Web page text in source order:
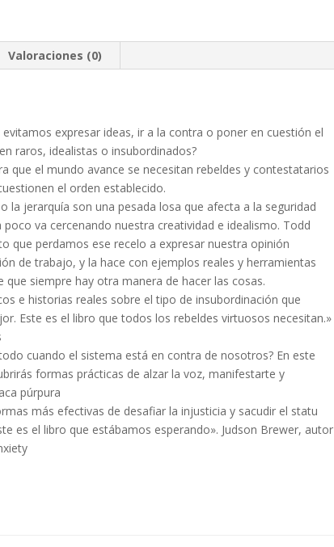
Valoraciones (0)
expresar ideas, ir a la contra o poner en cuestión el
raros, idealistas o insubordinados?
que el mundo avance se necesitan rebeldes y contestatarios
el orden establecido.
la jerarquía son una pesada losa que afecta a la seguridad
va cercenando nuestra creatividad e idealismo. Todd
que perdamos ese recelo a expresar nuestra opinión
de trabajo, y la hace con ejemplos reales y herramientas
siempre hay otra manera de hacer las cosas.
e historias reales sobre el tipo de insubordinación que
Este es el libro que todos los rebeldes virtuosos necesitan.»
cuando el sistema está en contra de nosotros? En este
formas prácticas de alzar la voz, manifestarte y
púrpura
más efectivas de desafiar la injusticia y sacudir el statu
es el libro que estábamos esperando». Judson Brewer, autor